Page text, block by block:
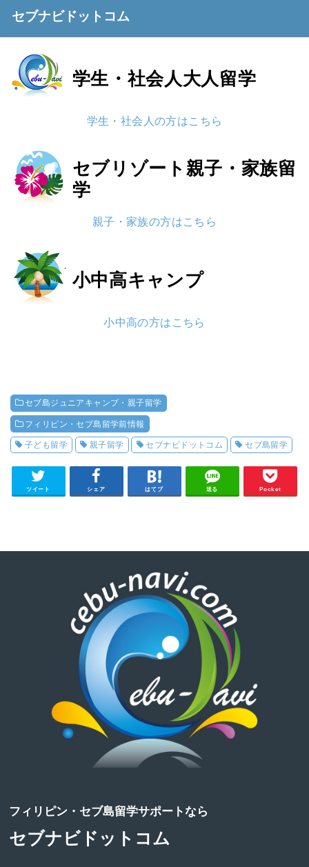
セブナビドットコム
学生・社会人大人留学
学生・社会人の方はこちら
セブリゾート 親子・家族留
学
親子・家族の方はこちら
小中高キャンプ
小中高の方はこちら
セブ島ジュニアキャンプ・親子留学
フィリピン・セブ島留学前情報
子ども留学 親子留学 セブナビドットコム セブ島留学
ツイート シェア はてブ 送る Pocket
フィリピン・セブ島留学サポートなら
セブナビドットコム